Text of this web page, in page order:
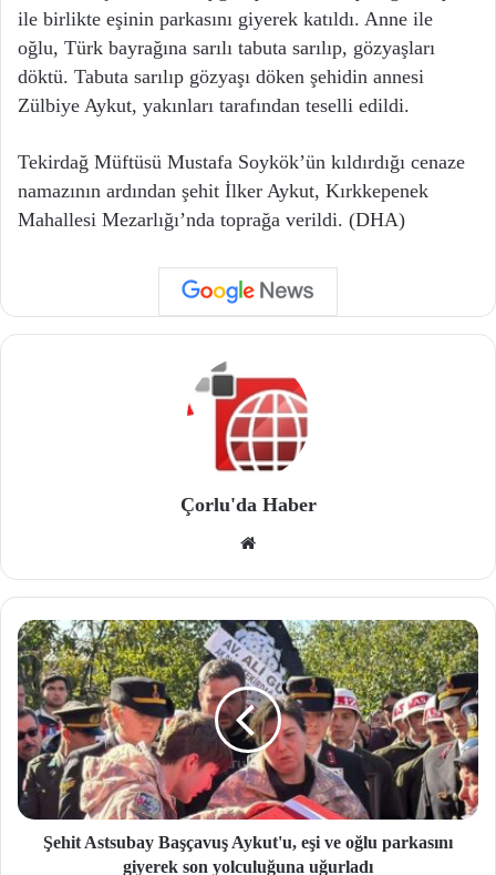
ile birlikte eşinin parkasını giyerek katıldı. Anne ile
oğlu, Türk bayrağına sarılı tabuta sarılıp, gözyaşları
döktü. Tabuta sarılıp gözyaşı döken şehidin annesi
Zülbiye Aykut, yakınları tarafından teselli edildi.
Tekirdağ Müftüsü Mustafa Soykök’ün kıldırdığı cenaze
namazının ardından şehit İlker Aykut, Kırkkepenek
Mahallesi Mezarlığı’nda toprağa verildi. (DHA)
Çorlu'da Haber
site
si
Şehit Astsubay Başçavuş Aykut'u, eşi ve oğlu parkasını
giyerek son yolculuğuna uğurladı